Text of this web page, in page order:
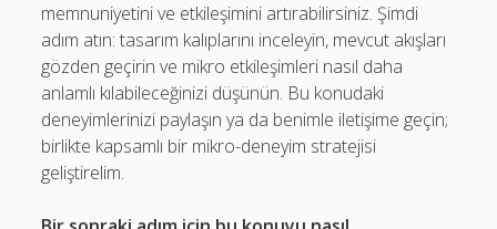
memnuniyetini ve etkileşimini artırabilirsiniz. Şimdi
adım atın: tasarım kalıplarını inceleyin, mevcut akışları
gözden geçirin ve mikro etkileşimleri nasıl daha
anlamlı kılabileceğinizi düşünün. Bu konudaki
deneyimlerinizi paylaşın ya da benimle iletişime geçin;
birlikte kapsamlı bir mikro-deneyim stratejisi
geliştirelim.